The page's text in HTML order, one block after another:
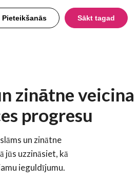
Pieteikšanās Sākt tagad
zinātne veicina
progresu
un zinātne
jūs uzzināsiet, kā
ieguldījumu.